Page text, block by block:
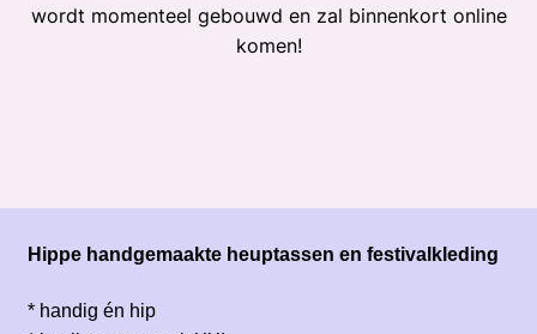
wordt momenteel gebouwd en zal binnenkort online
komen!
Hippe handgemaakte heuptassen en festivalkleding
* handig én hip